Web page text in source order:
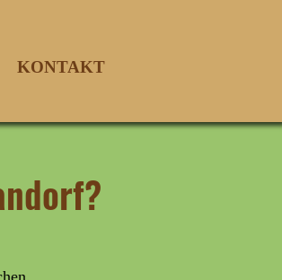
KONTAKT